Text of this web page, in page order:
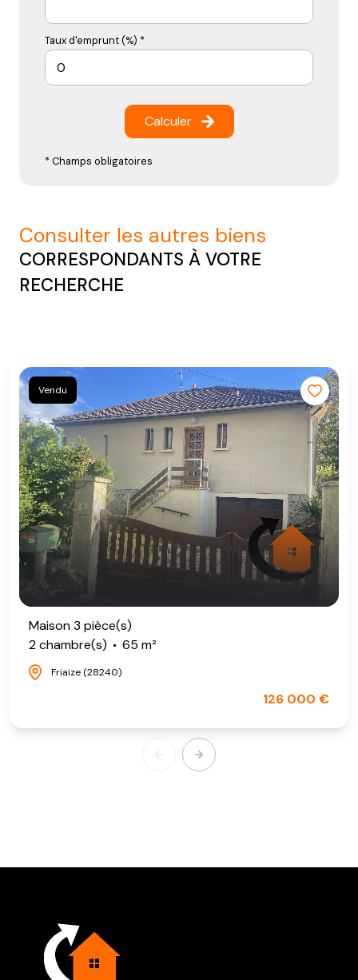
Taux d'emprunt (%) *
Calculer
* Champs obligatoires
consulter les autres biens
CORRESPONDANTS À VOTRE
RECHERCHE
Vendu
Maison 3 pièce(s)
2 chambre(s)
65 m²
Friaize (28240)
126 000 €